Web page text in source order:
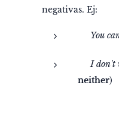
negativas. Ej:
You
❌I don't
neither)